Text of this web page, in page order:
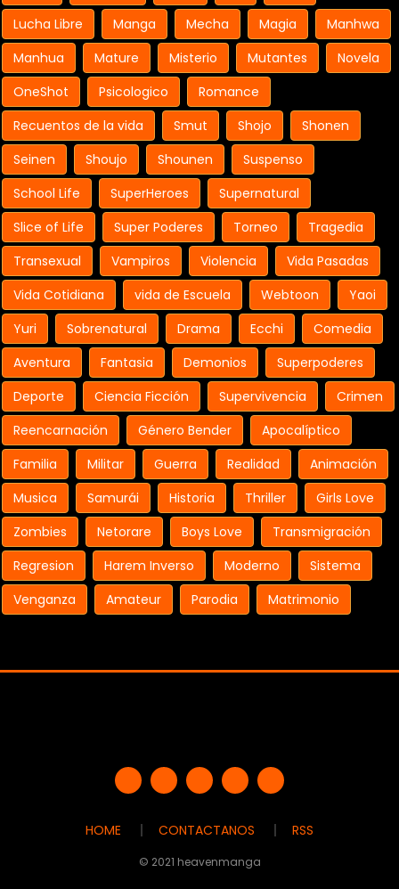
Lucha Libre
Manga Mecha Magia
Manhwa
Manhua
Mature Misterio Mutantes
Novela
OneShot
Psicologico
Romance
Recuentos de la vida
Smut Shojo
Shonen
Seinen
Shoujo Shounen
Suspenso
School Life
SuperHeroes
Supernatural
Slice of Life
Super Poderes Torneo
Tragedia
Transexual
Vampiros Violencia
Vida Pasadas
Vida Cotidiana
vida de Escuela Webtoon
Yaoi
Yuri
Sobrenatural Drama Ecchi
Comedia
Aventura
Fantasia Demonios
Superpoderes
Deporte
Ciencia Ficción Supervivencia
Crimen
Reencarnación
Género Bender
Apocalíptico
Familia
Militar Guerra Realidad
Animación
Musica
Samurái Historia Thriller
Girls Love
Zombies
Netorare Boys Love
Transmigración
Regresion
Harem Inverso Moderno
Sistema
Venganza
Amateur Parodia Matrimonio
HOME CONTACTANOS RSS
© 2021 heavenmanga